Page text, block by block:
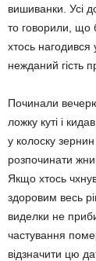
вишиванки. Усі
то говорили, що
хтось нагодився
неж­даний гість
Починали
ложку куті і
у колоску
розпочинати
Якщо хтось
здоровим весь
виделки не
частування
відзначити цю